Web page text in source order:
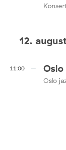
12.
11:00
Oslo